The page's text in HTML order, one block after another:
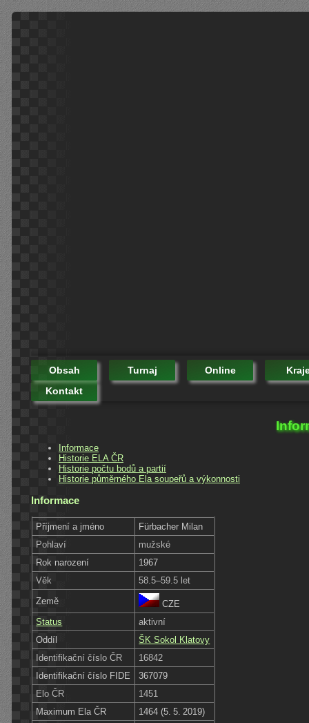
Obsah Turnaj Online
Kontakt
Informace
Historie ELA ČR
Historie počtu bodů a partií
Historie půměrného Ela soupeřů a výkonnosti
Informace
Příjmení a jméno
Fürbacher Milan
Pohlaví
mužské
Rok narození
1967
Věk
58.5–59.5 let
Země
CZE
Status
aktivní
Oddíl
ŠK Sokol Klatovy
Identifikační číslo ČR
16842
Identifikační číslo FIDE
367079
Elo ČR
1451
Maximum Ela ČR
1464 (5. 5. 2019)